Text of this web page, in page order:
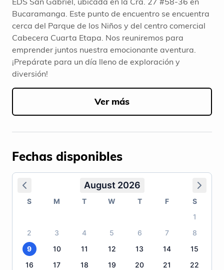
Bucaramanga. Este punto de encuentro se encuentra
cerca del Parque de los Niños y del centro comercial
Cabecera Cuarta Etapa. Nos reuniremos para
emprender juntos nuestra emocionante aventura.
¡Prepárate para un día lleno de exploración y
diversión!
Ver más
Fechas disponibles
August 2026
S M T W T F
S
1
2
3 4 5 6 7
8
9
10 11 12 13 14
15
16
17 18 19 20 21
22